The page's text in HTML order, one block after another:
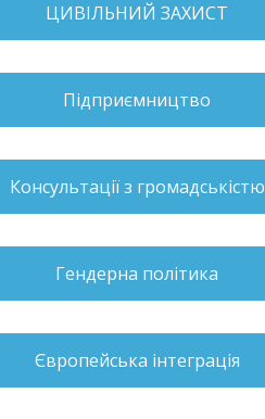
ЦИВІЛЬНИЙ ЗАХИСТ
Підприємництво
Консультації з громадськістю
Гендерна політика
Європейська інтеграція